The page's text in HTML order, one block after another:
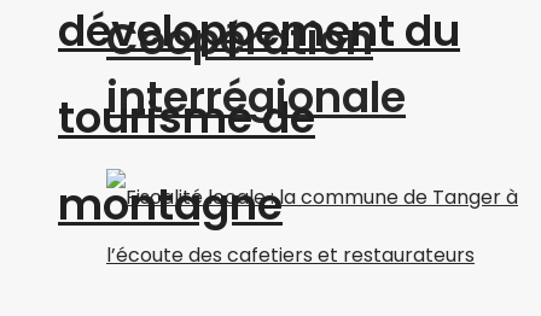
Coopération
interrégionale
développement du
tourisme de
montagne